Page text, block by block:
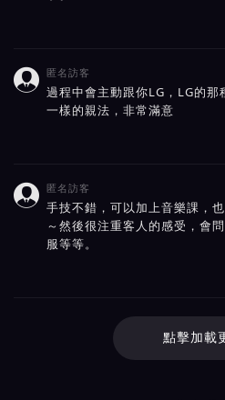
 匿名訪客
過程中會主動跟你LG，LG的那
一樣的親法，非常滿意
 匿名訪客
手技不錯，可以加上音樂課，
～然後很注重客人的感受，會
服等等。
點擊加載